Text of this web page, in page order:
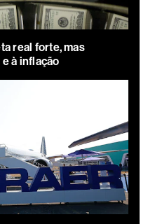
real forte, mas
à inflação